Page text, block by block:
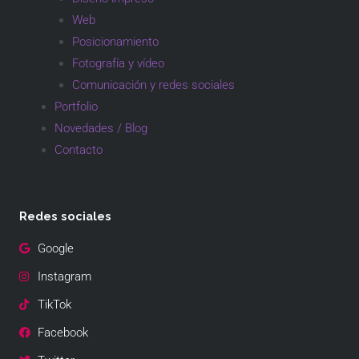
Web
Posicionamiento
Fotografía y vídeo
Comunicación y redes sociales
Portfolio
Novedades / Blog
Contacto
Redes sociales
Google
Instagram
TikTok
Facebook